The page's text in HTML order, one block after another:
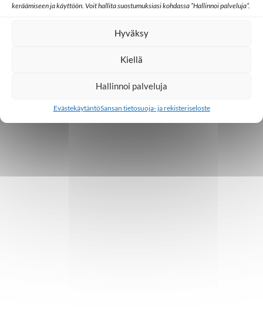
keräämiseen ja käyttöön. Voit hallita suostumuksiasi kohdassa ”Hallinnoi palveluja”.
Hyväksy
Kiellä
Hallinnoi palveluja
EvästekäytäntöSansan tietosuoja- ja rekisteriseloste